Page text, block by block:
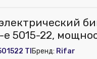
mag1c:Нет
e 5015-22,
TI Бренд: Rifar